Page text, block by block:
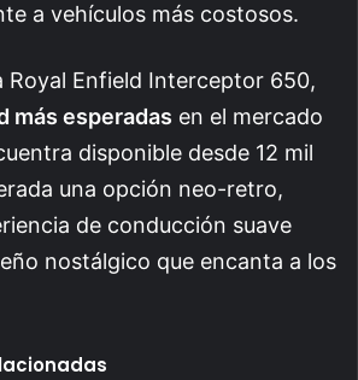
a vehículos más costosos.
Royal Enfield Interceptor 650,
más esperadas en el mercado
disponible desde 12 mil
una opción neo-retro,
de conducción suave
nostálgico que encanta a los